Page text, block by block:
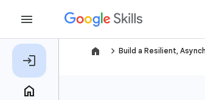
navigate_next Build a Resilient,